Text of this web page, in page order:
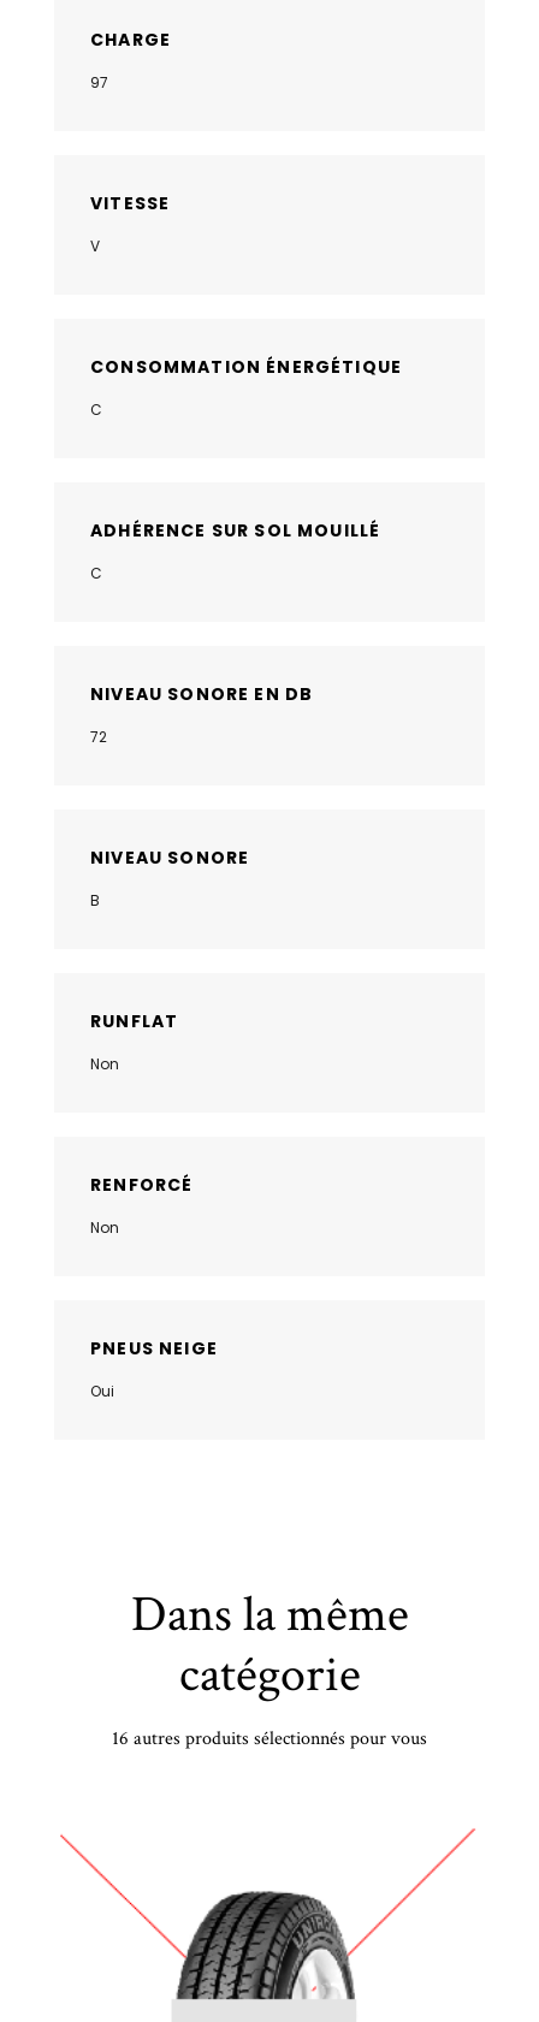
CHARGE
97
VITESSE
V
CONSOMMATION ÉNERGÉTIQUE
C
ADHÉRENCE SUR SOL MOUILLÉ
C
NIVEAU SONORE EN DB
72
NIVEAU SONORE
B
RUNFLAT
Non
RENFORCÉ
Non
PNEUS NEIGE
Oui
Dans la même
catégorie
16 autres produits sélectionnés pour vous